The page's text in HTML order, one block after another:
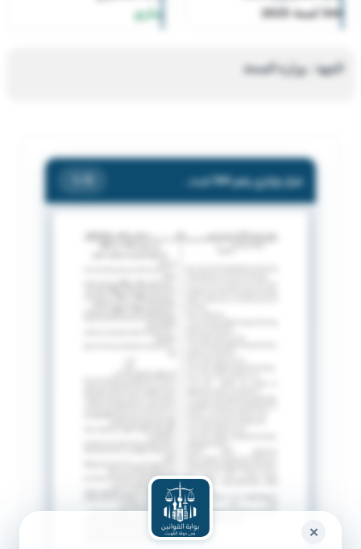
344 لسنة 2025 ساري
الجهة : وزارة الصحة
قرار وزاري رقم 344 لسنة 2025 بشأن تنظيم تسجيل مواد ومستحضرات التجميل
✕